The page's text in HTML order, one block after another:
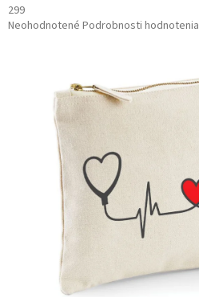
299
Priemerné
hviezdičiek.
Neohodnotené Podrobnosti hodnotenia